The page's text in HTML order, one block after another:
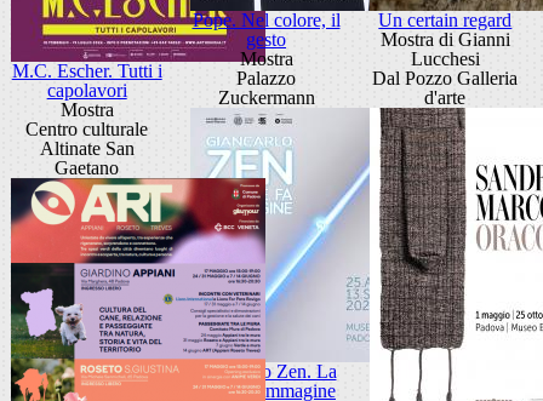
M.C. Escher. Tutti i
capolavori
Mostra
Centro culturale
Altinate San
Gaetano
Pope. Nel colore, il
gesto
Mostra
Palazzo
Zuckermann
Un certain regard
Mostra di Gianni
Lucchesi
Dal Pozzo Galleria
d'arte
Giancarlo Zen. La
luce fa l'immagine